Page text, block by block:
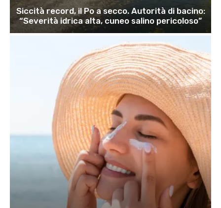
Siccità record, il Po a secco. Autorità di bacino:
“Severità idrica alta, cuneo salino pericoloso”